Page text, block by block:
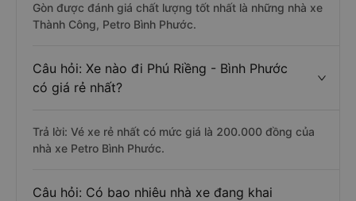
Gòn được đánh giá chất lượng tốt nhất là những nhà xe
Thành Công, Petro Bình Phước.
Câu hỏi: Xe nào đi Phú Riềng - Bình Phước
có giá rẻ nhất?
Trả lời: Vé xe rẻ nhất có mức giá là 200.000 đồng của
nhà xe Petro Bình Phước.
Câu hỏi: Có bao nhiêu nhà xe đang khai